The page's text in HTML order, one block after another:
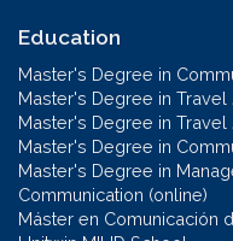
Education
Master's Degree in
Master's Degree in Travel
Master's Degree in Travel
Master's Degree in
Master's Degree in
Communication (online)
Máster en Comunicación